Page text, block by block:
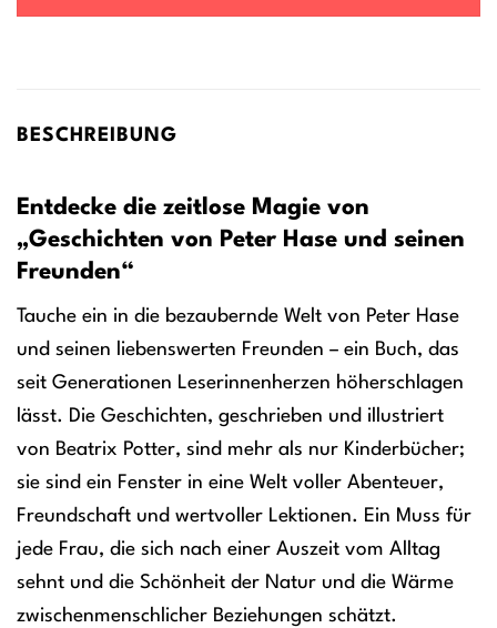
BESCHREIBUNG
Entdecke die zeitlose Magie von
„Geschichten von Peter Hase und seinen
Freunden“
Tauche ein in die bezaubernde Welt von Peter Hase
und seinen liebenswerten Freunden – ein Buch, das
seit Generationen Leserinnenherzen höherschlagen
lässt. Die Geschichten, geschrieben und illustriert
von Beatrix Potter, sind mehr als nur Kinderbücher;
sie sind ein Fenster in eine Welt voller Abenteuer,
Freundschaft und wertvoller Lektionen. Ein Muss für
jede Frau, die sich nach einer Auszeit vom Alltag
sehnt und die Schönheit der Natur und die Wärme
zwischenmenschlicher Beziehungen schätzt.